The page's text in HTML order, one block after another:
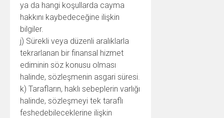
ya da hangi koşullarda cayma
hakkını kaybedeceğine ilişkin
bilgiler.
j) Sürekli veya düzenli aralıklarla
tekrarlanan bir finansal hizmet
ediminin söz konusu olması
halinde, sözleşmenin asgari süresi.
k) Tarafların, haklı sebeplerin varlığı
halinde, sözleşmeyi tek taraflı
feshedebileceklerine ilişkin